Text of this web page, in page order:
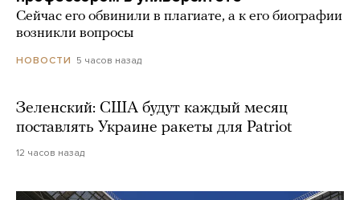
Сейчас его обвинили в плагиате, а к его биографии
возникли вопросы
НОВОСТИ 5 часов назад
Зеленский: США будут каждый месяц
поставлять Украине ракеты для Patriot
12 часов назад